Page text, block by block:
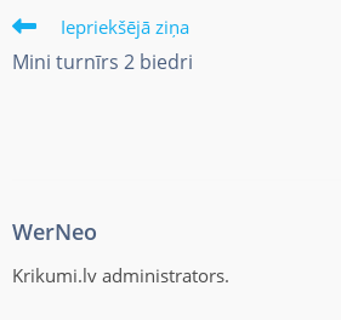
Iepriekšējā ziņa
Mini turnīrs 2 biedri
WerNeo
Krikumi.lv administrators.